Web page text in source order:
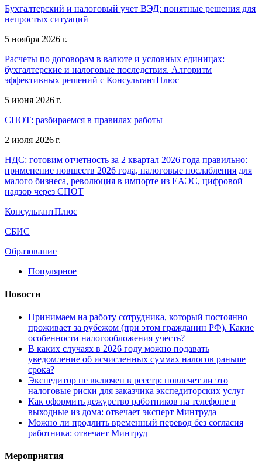
Бухгалтерский и налоговый учет ВЭД: понятные решения для
непростых ситуаций
5 ноября 2026 г.
Расчеты по договорам в валюте и условных единицах:
бухгалтерские и налоговые последствия. Алгоритм
эффективных решений с КонсультантПлюс
5 июня 2026 г.
СПОТ: разбираемся в правилах работы
2 июля 2026 г.
НДС: готовим отчетность за 2 квартал 2026 года правильно:
применение новшеств 2026 года, налоговые послабления для
малого бизнеса, революция в импорте из ЕАЭС, цифровой
надзор через СПОТ
КонсультантПлюс
СБИС
Образование
Популярное
Новости
Принимаем на работу сотрудника, который постоянно
проживает за рубежом (при этом гражданин РФ). Какие
особенности налогообложения учесть?
В каких случаях в 2026 году можно подавать
уведомление об исчисленных суммах налогов раньше
срока?
Экспедитор не включен в реестр: повлечет ли это
налоговые риски для заказчика экспедиторских услуг
Как оформить дежурство работников на телефоне в
выходные из дома: отвечает эксперт Минтруда
Можно ли продлить временный перевод без согласия
работника: отвечает Минтруд
Мероприятия